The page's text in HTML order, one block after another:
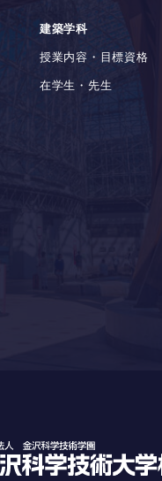
建築学科
授業内容・目標資格
在学生・先生